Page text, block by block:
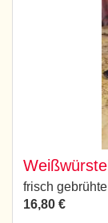
frisch
16,80 €